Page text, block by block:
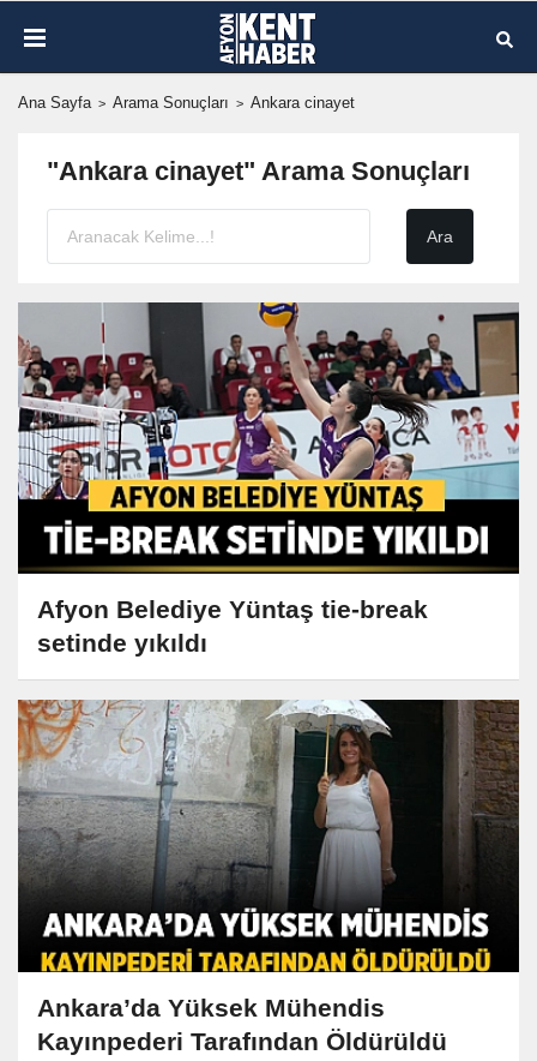
Ana Sayfa Arama Sonuçları Ankara cinayet
"Ankara cinayet" Arama Sonuçları
Afyon Belediye Yüntaş tie-break
setinde yıkıldı
Ankara’da Yüksek Mühendis
Kayınpederi Tarafından Öldürüldü